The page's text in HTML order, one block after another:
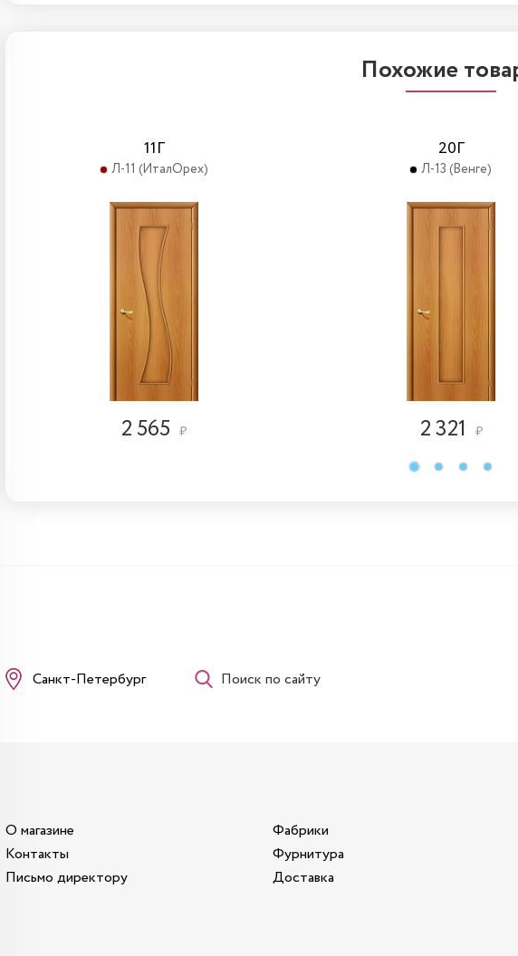
Похожие
11Г
Л-11 (ИталОрех)
2 565 ₽
20Г
Л-13 (Венге)
2 321 ₽
Санкт-Петербург Поиск по сайту
О магазине
Контакты
Письмо директору
Фабрики
Фурнитура
Доставка